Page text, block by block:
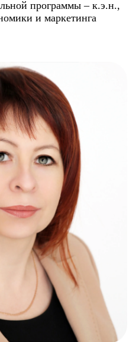
программы – к.э.н.,
и маркетинга